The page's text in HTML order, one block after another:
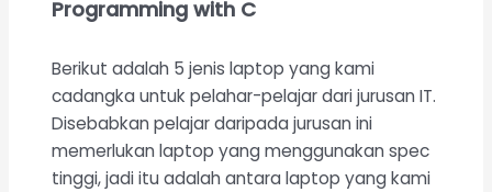
Programming with C
Berikut adalah 5 jenis laptop yang kami
cadangka untuk pelahar-pelajar dari jurusan IT.
Disebabkan pelajar daripada jurusan ini
memerlukan laptop yang menggunakan spec
tinggi, jadi itu adalah antara laptop yang kami